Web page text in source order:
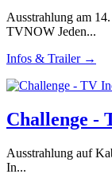
Ausstrahlung am
TVNOW Jeden...
Infos & Trailer →
Challenge -
Ausstrahlung auf
In...